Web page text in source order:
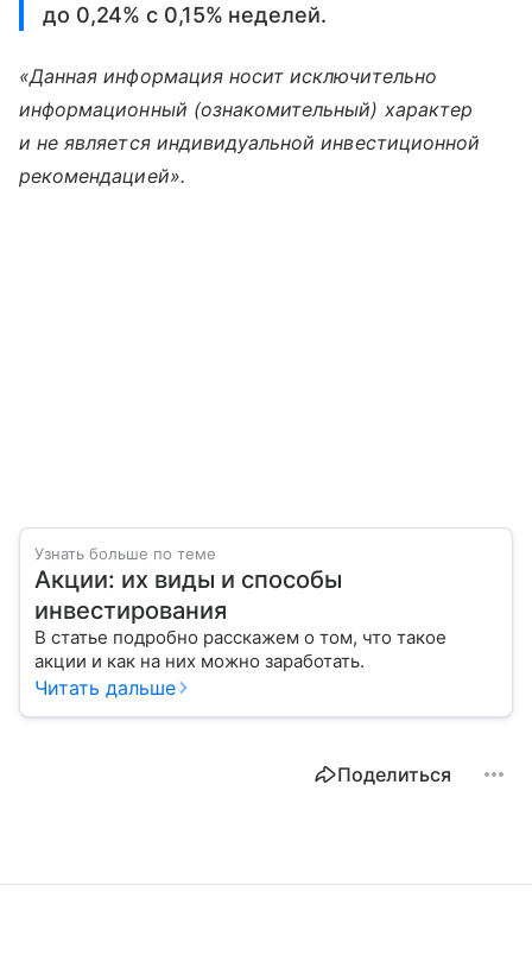
до 0,24% с 0,15% неделей.
«Данная информация носит исключительно
информационный (ознакомительный) характер
и не является индивидуальной инвестиционной
рекомендацией».
Узнать больше по теме
Акции: их виды и способы
инвестирования
В статье подробно расскажем о том, что такое
акции и как на них можно заработать.
Читать дальше
Поделиться